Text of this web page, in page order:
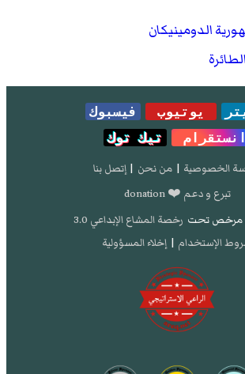
الدومينيكان
يوتيوب
فيسبوك
انستقرام
تيك توك
الخصوصية | من نحن | إتصل بنا
تبرع و دعم ❤️ donation
مرخص تحت رخصة المشاع الإبداعي 3.0
الإستخدام | إخلاء المسؤولية